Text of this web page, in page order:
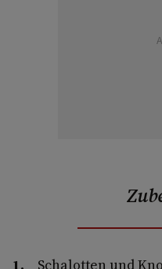
Schalotten und